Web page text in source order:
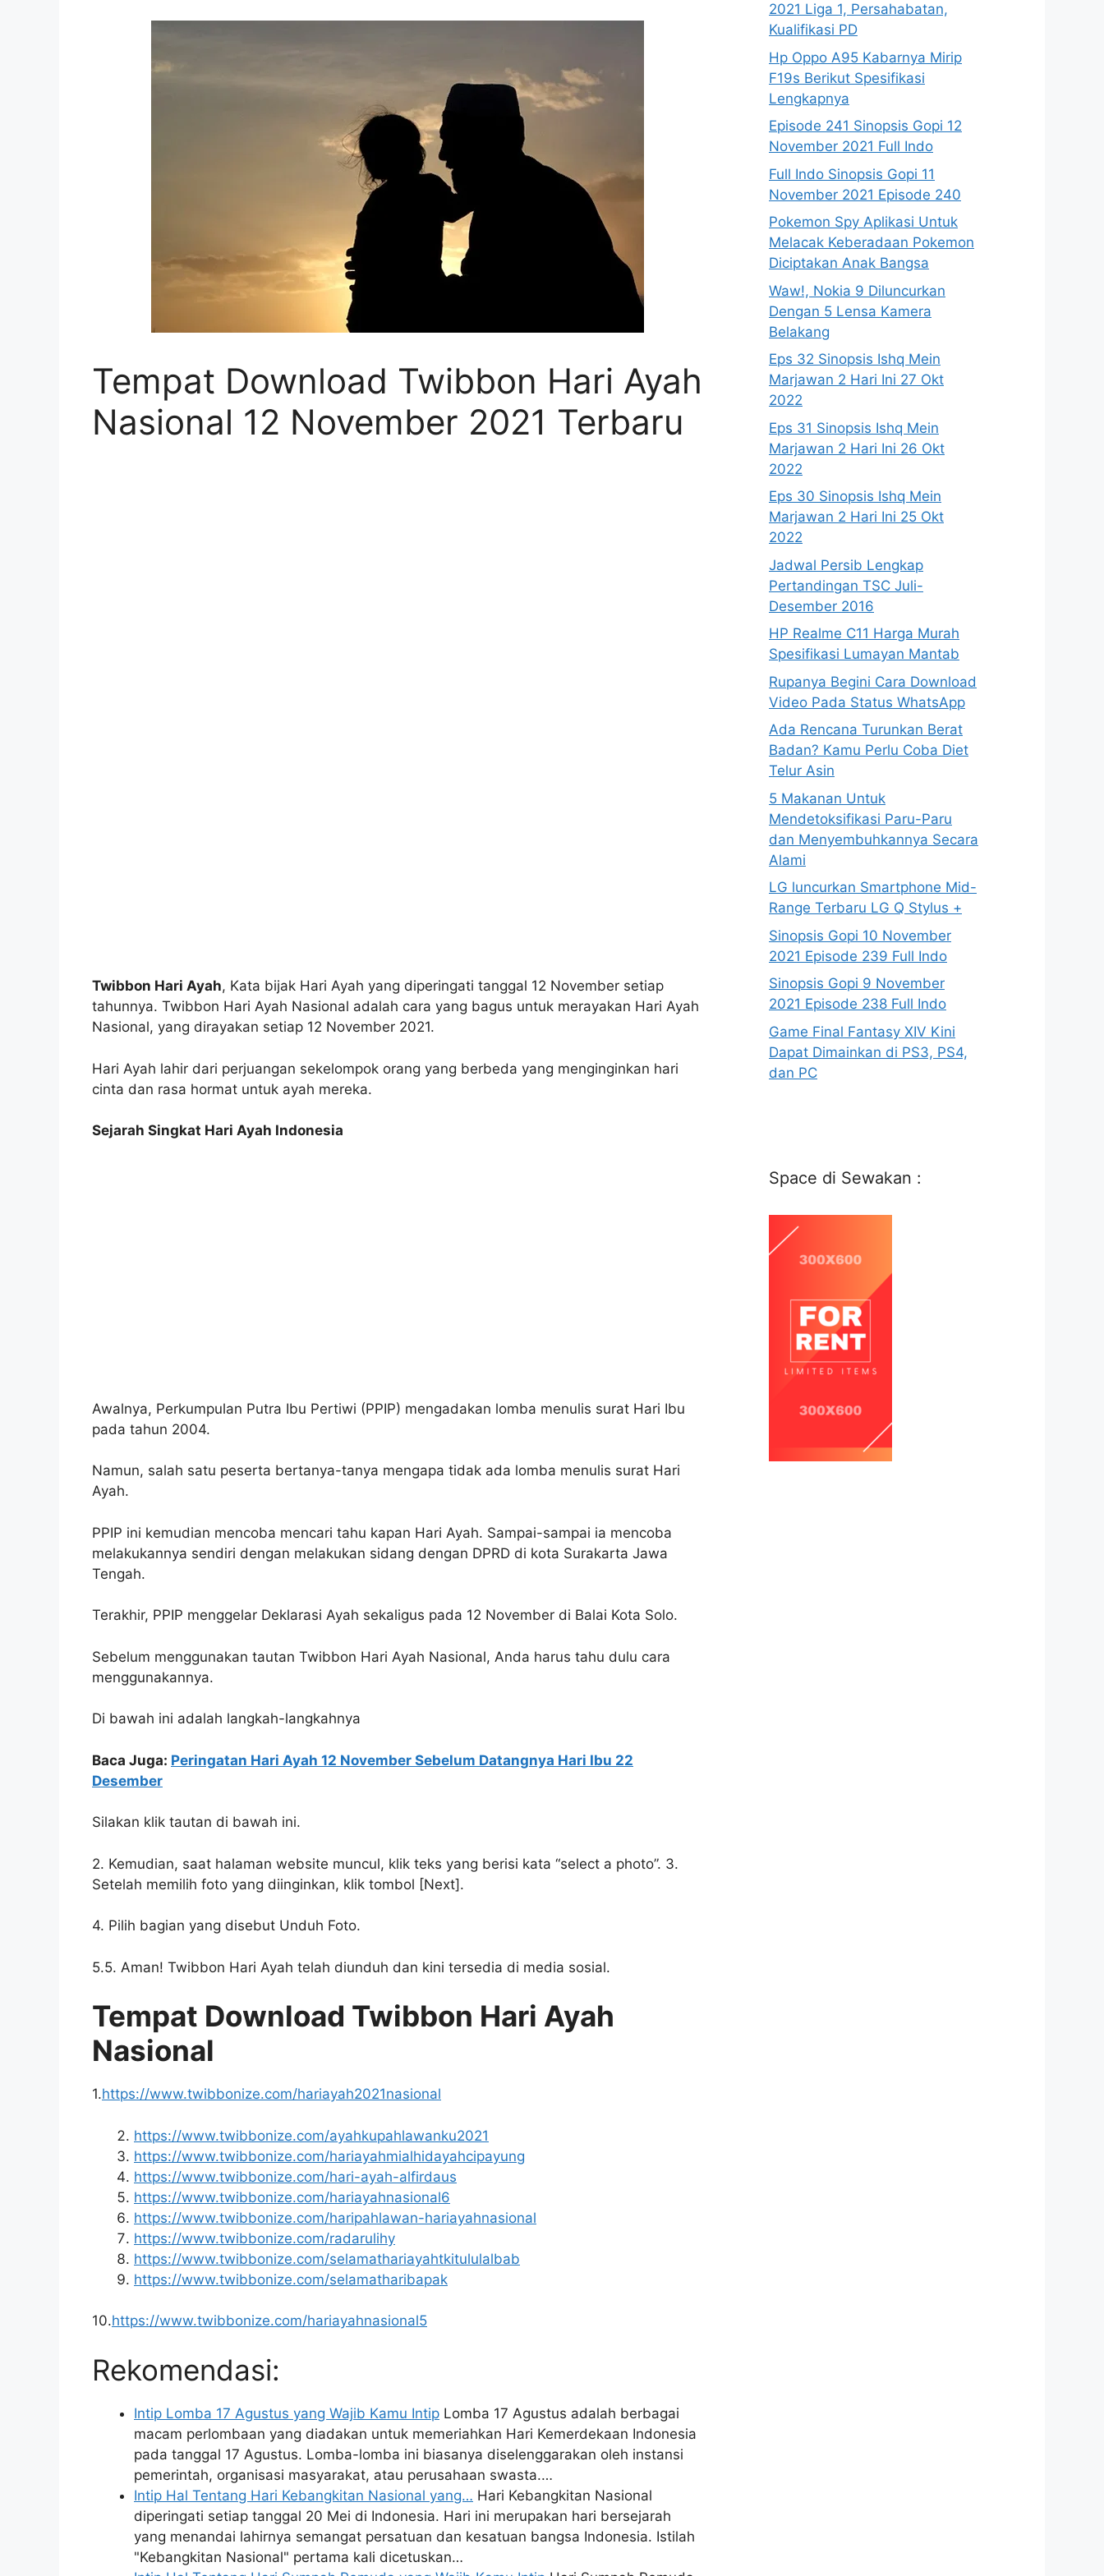
Tempat Download Twibbon Hari Ayah
Nasional 12 November 2021 Terbaru
Twibbon Hari Ayah, Kata bijak Hari Ayah yang diperingati tanggal 12 November setiap
tahunnya. Twibbon Hari Ayah Nasional adalah cara yang bagus untuk merayakan Hari Ayah
Nasional, yang dirayakan setiap 12 November 2021.
Hari Ayah lahir dari perjuangan sekelompok orang yang berbeda yang menginginkan hari
cinta dan rasa hormat untuk ayah mereka.
Sejarah Singkat Hari Ayah Indonesia
Awalnya, Perkumpulan Putra Ibu Pertiwi (PPIP) mengadakan lomba menulis surat Hari Ibu
pada tahun 2004.
Namun, salah satu peserta bertanya-tanya mengapa tidak ada lomba menulis surat Hari
Ayah.
PPIP ini kemudian mencoba mencari tahu kapan Hari Ayah. Sampai-sampai ia mencoba
melakukannya sendiri dengan melakukan sidang dengan DPRD di kota Surakarta Jawa
Tengah.
Terakhir, PPIP menggelar Deklarasi Ayah sekaligus pada 12 November di Balai Kota Solo.
Sebelum menggunakan tautan Twibbon Hari Ayah Nasional, Anda harus tahu dulu cara
menggunakannya.
Di bawah ini adalah langkah-langkahnya
Baca Juga: Peringatan Hari Ayah 12 November Sebelum Datangnya Hari Ibu 22
Desember
Silakan klik tautan di bawah ini.
2. Kemudian, saat halaman website muncul, klik teks yang berisi kata “select a photo”. 3.
Setelah memilih foto yang diinginkan, klik tombol [Next].
4. Pilih bagian yang disebut Unduh Foto.
5.5. Aman! Twibbon Hari Ayah telah diunduh dan kini tersedia di media sosial.
Tempat Download Twibbon Hari Ayah
Nasional
1.https://www.twibbonize.com/hariayah2021nasional
https://www.twibbonize.com/ayahkupahlawanku2021
https://www.twibbonize.com/hariayahmialhidayahcipayung
https://www.twibbonize.com/hari-ayah-alfirdaus
https://www.twibbonize.com/hariayahnasional6
https://www.twibbonize.com/haripahlawan-hariayahnasional
https://www.twibbonize.com/radarulihy
https://www.twibbonize.com/selamathariayahtkitululalbab
https://www.twibbonize.com/selamatharibapak
10.https://www.twibbonize.com/hariayahnasional5
Rekomendasi:
Intip Lomba 17 Agustus yang Wajib Kamu Intip Lomba 17 Agustus adalah berbagai
macam perlombaan yang diadakan untuk memeriahkan Hari Kemerdekaan Indonesia
pada tanggal 17 Agustus. Lomba-lomba ini biasanya diselenggarakan oleh instansi
pemerintah, organisasi masyarakat, atau perusahaan swasta.…
Intip Hal Tentang Hari Kebangkitan Nasional yang… Hari Kebangkitan Nasional
diperingati setiap tanggal 20 Mei di Indonesia. Hari ini merupakan hari bersejarah
yang menandai lahirnya semangat persatuan dan kesatuan bangsa Indonesia. Istilah
"Kebangkitan Nasional" pertama kali dicetuskan…
2021 Liga 1, Persahabatan,
Kualifikasi PD
Hp Oppo A95 Kabarnya Mirip
F19s Berikut Spesifikasi
Lengkapnya
Episode 241 Sinopsis Gopi 12
November 2021 Full Indo
Full Indo Sinopsis Gopi 11
November 2021 Episode 240
Pokemon Spy Aplikasi Untuk
Melacak Keberadaan Pokemon
Diciptakan Anak Bangsa
Waw!, Nokia 9 Diluncurkan
Dengan 5 Lensa Kamera
Belakang
Eps 32 Sinopsis Ishq Mein
Marjawan 2 Hari Ini 27 Okt
2022
Eps 31 Sinopsis Ishq Mein
Marjawan 2 Hari Ini 26 Okt
2022
Eps 30 Sinopsis Ishq Mein
Marjawan 2 Hari Ini 25 Okt
2022
Jadwal Persib Lengkap
Pertandingan TSC Juli-
Desember 2016
HP Realme C11 Harga Murah
Spesifikasi Lumayan Mantab
Rupanya Begini Cara Download
Video Pada Status WhatsApp
Ada Rencana Turunkan Berat
Badan? Kamu Perlu Coba Diet
Telur Asin
5 Makanan Untuk
Mendetoksifikasi Paru-Paru
dan Menyembuhkannya Secara
Alami
LG luncurkan Smartphone Mid-
Range Terbaru LG Q Stylus +
Sinopsis Gopi 10 November
2021 Episode 239 Full Indo
Sinopsis Gopi 9 November
2021 Episode 238 Full Indo
Game Final Fantasy XIV Kini
Dapat Dimainkan di PS3, PS4,
dan PC
Space di Sewakan :